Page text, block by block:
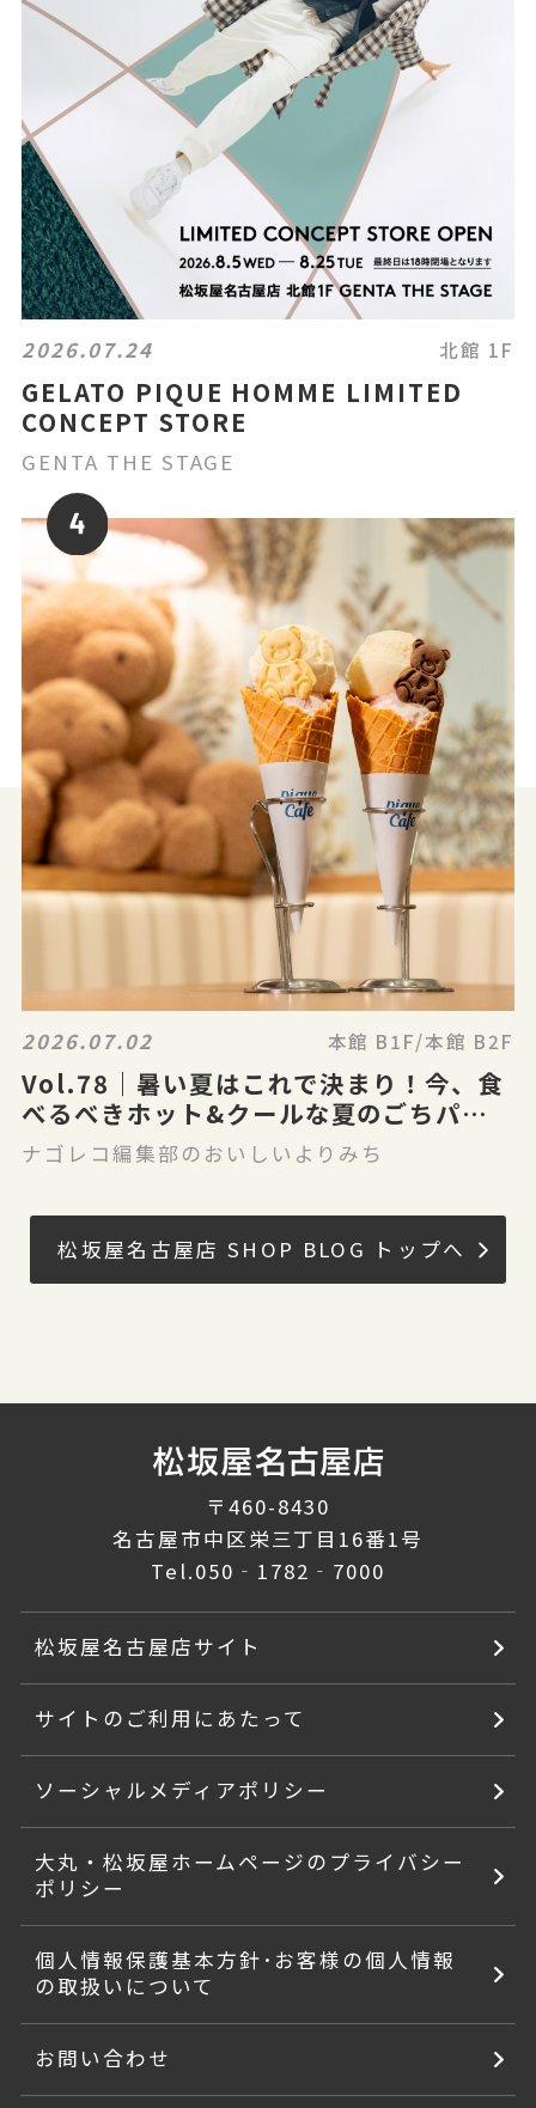
2026.07.24 北館 1F
GELATO PIQUE HOMME LIMITED
CONCEPT STORE
GENTA THE STAGE
2026.07.02 本館 B1F/本館 B2F
Vol.78｜暑い夏はこれで決まり！今、食
べるべきホット&クールな夏のごちパラ
グルメ
ナゴレコ編集部のおいしいよりみち
松坂屋名古屋店 SHOP BLOG トップへ
〒460-8430
名古屋市中区栄三丁目16番1号
Tel.050‐1782‐7000
松坂屋名古屋店サイト
サイトのご利用にあたって
ソーシャルメディアポリシー
大丸・松坂屋ホームページのプライバシー
ポリシー
個人情報保護基本方針･お客様の個人情報
の取扱いについて
お問い合わせ